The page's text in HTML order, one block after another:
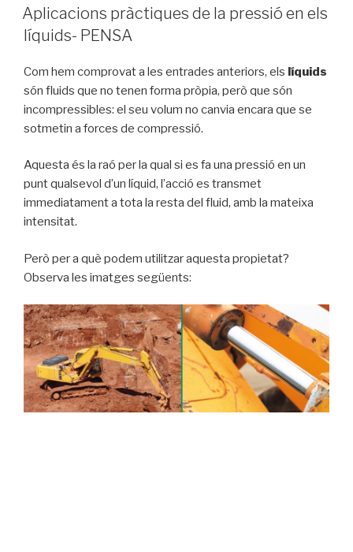
A
Aplicacions pràctiques de la pressió en els
líquids- PENSA
Com hem comprovat a les entrades anteriors, els líquids
són fluids que no tenen forma pròpia, però que són
incompressibles: el seu volum no canvia encara que se
sotmetin a forces de compressió.
Aquesta és la raó per la qual si es fa una pressió en un
punt qualsevol d’un líquid, l’acció es transmet
immediatament a tota la resta del fluid, amb la mateixa
intensitat.
Però per a què podem utilitzar aquesta propietat?
Observa les imatges següents: